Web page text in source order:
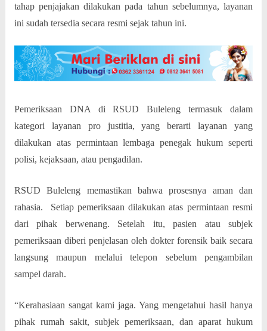
tahap penjajakan dilakukan pada tahun sebelumnya, layanan
ini sudah tersedia secara resmi sejak tahun ini.
Pemeriksaan DNA di RSUD Buleleng termasuk dalam
kategori layanan pro justitia, yang berarti layanan yang
dilakukan atas permintaan lembaga penegak hukum seperti
polisi, kejaksaan, atau pengadilan.
RSUD Buleleng memastikan bahwa prosesnya aman dan
rahasia.
Setiap pemeriksaan dilakukan atas permintaan resmi
dari pihak berwenang. Setelah itu, pasien atau subjek
pemeriksaan diberi penjelasan oleh dokter forensik baik secara
langsung maupun melalui telepon sebelum pengambilan
sampel darah.
“Kerahasiaan sangat kami jaga. Yang mengetahui hasil hanya
pihak rumah sakit, subjek pemeriksaan, dan aparat hukum